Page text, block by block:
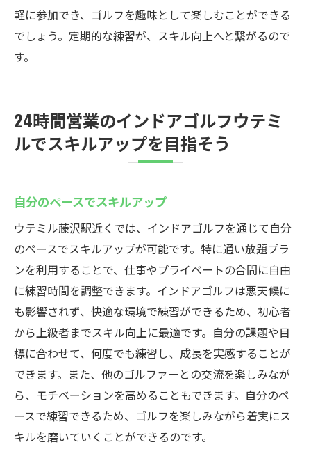
軽に参加でき、ゴルフを趣味として楽しむことができる
でしょう。定期的な練習が、スキル向上へと繋がるので
す。
24時間営業のインドアゴルフウテミ
ルでスキルアップを目指そう
自分のペースでスキルアップ
ウテミル藤沢駅近くでは、インドアゴルフを通じて自分
のペースでスキルアップが可能です。特に通い放題プラ
ンを利用することで、仕事やプライベートの合間に自由
に練習時間を調整できます。インドアゴルフは悪天候に
も影響されず、快適な環境で練習ができるため、初心者
から上級者までスキル向上に最適です。自分の課題や目
標に合わせて、何度でも練習し、成長を実感することが
できます。また、他のゴルファーとの交流を楽しみなが
ら、モチベーションを高めることもできます。自分のペ
ースで練習できるため、ゴルフを楽しみながら着実にス
キルを磨いていくことができるのです。